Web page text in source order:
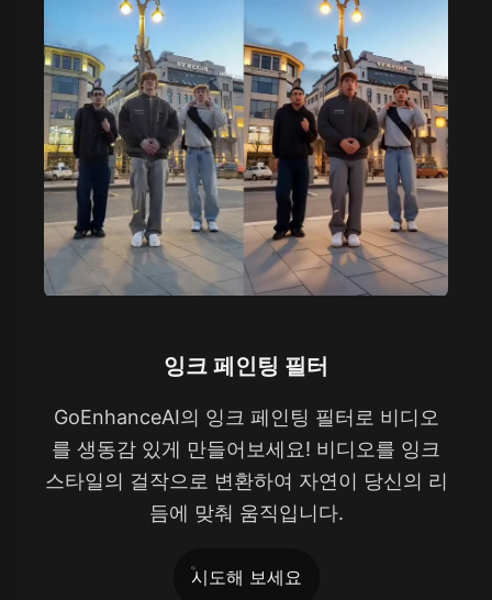
잉크 페인팅 필터
GoEnhanceAI의 잉크 페인팅 필터로 비디오
를 생동감 있게 만들어보세요! 비디오를 잉크
스타일의 걸작으로 변환하여 자연이 당신의 리
듬에 맞춰 움직입니다.
시도해 보세요